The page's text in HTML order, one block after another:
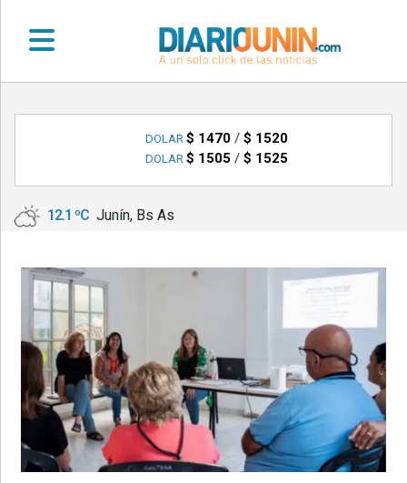
•
LOCALES
•
NOTICIAS
VARIAS
POLICIALES
PROVINCIALES
REGIONALES
DOLAR $ 1470/ $ 1520
DOLAR $ 1505 / $ 1525
12.1 ºC Junín, Bs As